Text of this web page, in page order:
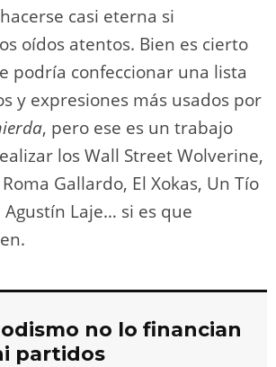
casi eterna si
oídos atentos. Bien es cierto
podría confeccionar una lista
y expresiones más usados por
, pero ese es un trabajo
los Wall Street Wolverine,
Gallardo, El Xokas, Un Tío
Laje… si es que
no lo financian
partidos